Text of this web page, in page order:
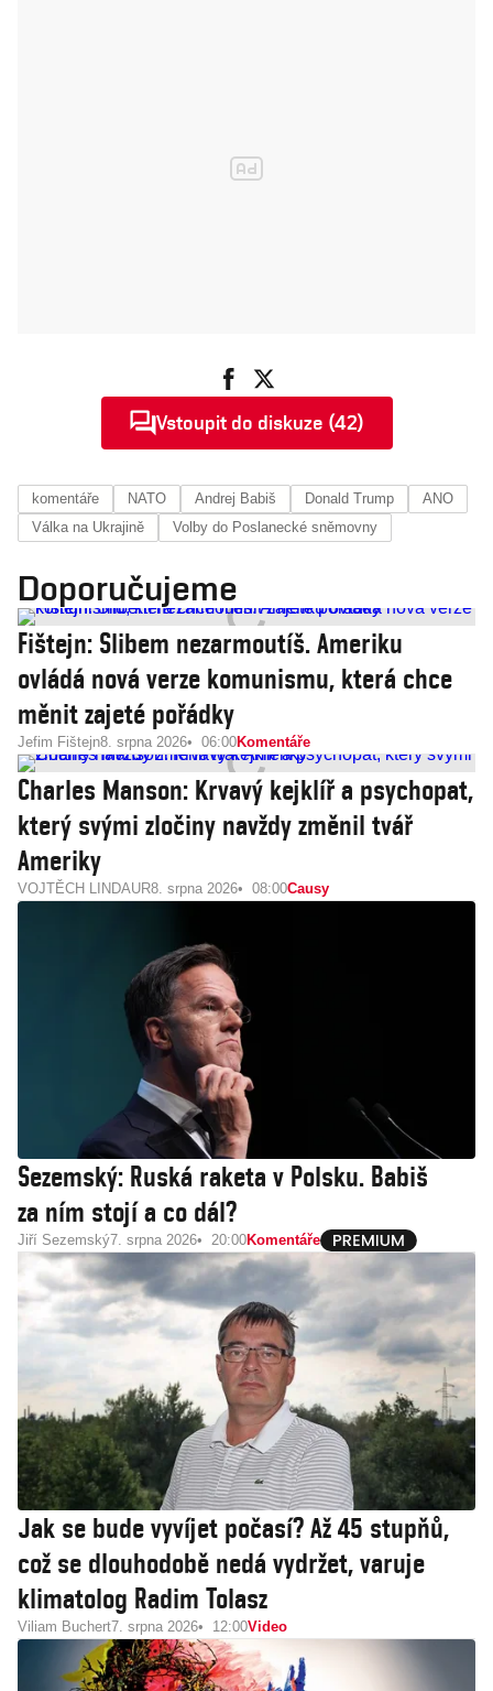
Vstoupit do diskuze (42)
komentáře NATO Andrej Babiš Donald Trump
ANO
Válka na Ukrajině
Volby do Poslanecké sněmovny
Doporučujeme
Fištejn: Slibem nezarmoutíš. Ameriku
ovládá nová verze komunismu, která chce
měnit zajeté pořádky
Jefim Fištejn8. srpna 2026 06:00Komentáře
Charles Manson: Krvavý kejklíř a psychopat,
který svými zločiny navždy změnil tvář
Ameriky
VOJTĚCH LINDAUR8. srpna 2026 08:00Causy
Sezemský: Ruská raketa v Polsku. Babiš
za ním stojí a co dál?
Jiří Sezemský7. srpna 2026 20:00Komentáře
Jak se bude vyvíjet počasí? Až 45 stupňů,
což se dlouhodobě nedá vydržet, varuje
klimatolog Radim Tolasz
Viliam Buchert7. srpna 2026 12:00Video